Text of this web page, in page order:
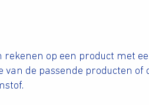
op een product met
van de passende producten